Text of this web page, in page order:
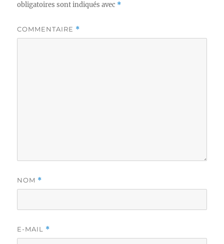
obligatoires sont indiqués avec *
COMMENTAIRE *
NOM *
E-MAIL *